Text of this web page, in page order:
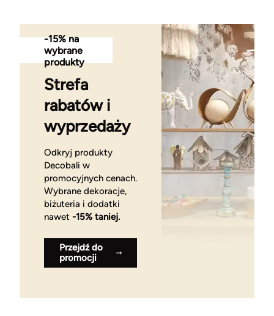
-15% na
wybrane
produkty
Strefa
rabatów i
wyprzedaży
Odkryj produkty
Decobali w
promocyjnych cenach.
Wybrane dekoracje,
biżuteria i dodatki
nawet -15% taniej.
Przejdź do
promocji